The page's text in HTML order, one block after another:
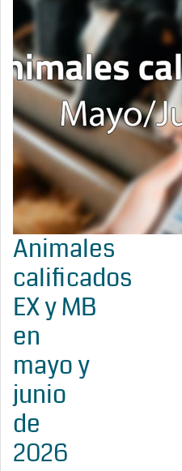
Animales
calificados
EX y MB
en
mayo y
junio
de
2026